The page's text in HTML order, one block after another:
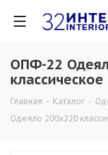
ОПФ-22
классическое
Главная - Каталог -
Одеяло 200х220